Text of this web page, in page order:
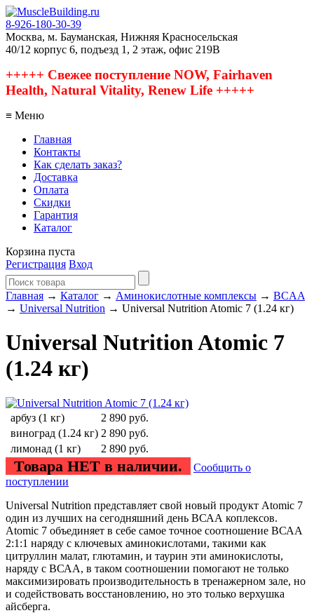
8-926-180-30-39
Москва, м. Бауманская, Нижняя Красносельская
40/12 корпус 6, подъезд 1, 2 этаж, офис 219В
+++++ Свежее поступление NOW, Fairhaven
Health, Natural Vitality, Renew Life +++++
≡ Меню
Главная
Контакты
Как сделать заказ?
Доставка
Оплата
Скидки
Гарантия
Каталог
Корзина пуста
Регистрация Вход
Главная → Каталог → Аминокислотные комплексы → BCAA
→ Universal Nutrition → Universal Nutrition Atomic 7 (1.24 кг)
Universal Nutrition Atomic 7
(1.24 кг)
арбуз (1 кг) 2 890 руб.
виноград (1.24 кг) 2 890 руб.
лимонад (1 кг)
2 890 руб.
Товара НЕТ в наличии.
Сообщить о
поступлении
Universal Nutrition представляет свой новый продукт Atomic 7
один из лучших на сегодняшний день ВСАА коплексов.
Atomic 7 объединяет в себе самое точное соотношение ВСАА
2:1:1 наряду с ключевых аминокислотами, такими как
цитруллин малат, глютамин, и таурин эти аминокислоты,
наряду с ВСАА, в таком соотношении помогают не только
максимизировать производительность в тренажерном зале, но
и содействовать восстановлению, но это только верхушка
айсберга.